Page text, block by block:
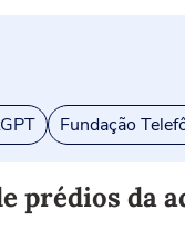
Fundação
prédios da